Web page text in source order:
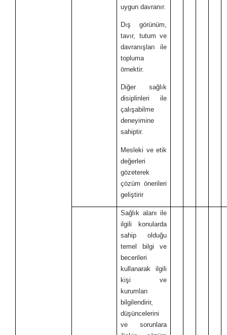
uygun davranır.
Dış görünüm,
tavır, tutum ve
davranışları ile
topluma
örnektir.
Diğer sağlık
disiplinleri ile
çalışabilme
deneyimine
sahiptir.
Mesleki ve etik
değerleri
gözeterek
çözüm önerileri
geliştirir
Sağlık alanı ile
ilgili konularda
sahip olduğu
temel bilgi ve
becerileri
kullanarak ilgili
kişi ve
kurumları
bilgilendirir,
düşüncelerini
ve sorunlara